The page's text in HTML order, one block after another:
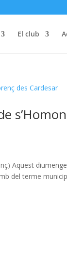
El club
Aquest
del terme